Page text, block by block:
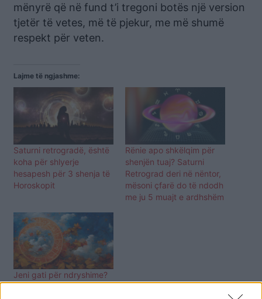
mënyrë që në fund t’i tregoni botës një version
tjetër të vetes, më të pjekur, me më shumë
respekt për veten.
Lajme të ngjashme:
Saturni retrogradë, është
koha për shlyerje
hesapesh për 3 shenja të
Horoskopit
Rënie apo shkëlqim për
shenjën tuaj? Saturni
Retrograd deri në nëntor,
mësoni çfarë do të ndodh
me ju 5 muajt e ardhshëm
Jeni gati për ndryshime?
Astrologët tregojnë datën